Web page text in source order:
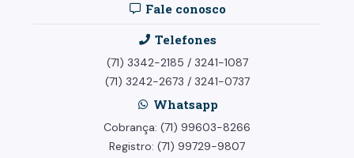
Fale conosco
Telefones
(71) 3342-2185 / 3241-1087
(71) 3242-2673 / 3241-0737
Whatsapp
Cobrança: (71) 99603-8266
Registro: (71) 99729-9807